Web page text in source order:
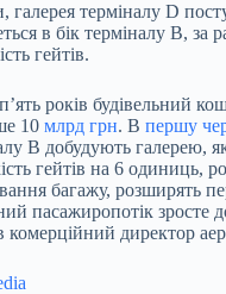
галерея терміналу D
в бік терміналу В, за
гейтів.
років будівельний
10 млрд грн. В першу
B добудують галерею,
гейтів на 6 одиниць,
багажу, розширять
пасажиропотік зросте
комерційний директор